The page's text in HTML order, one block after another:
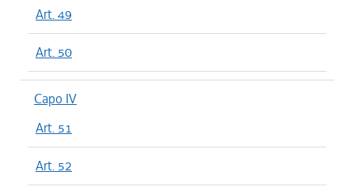
Art. 49
Art. 50
Capo IV
Art. 51
Art. 52